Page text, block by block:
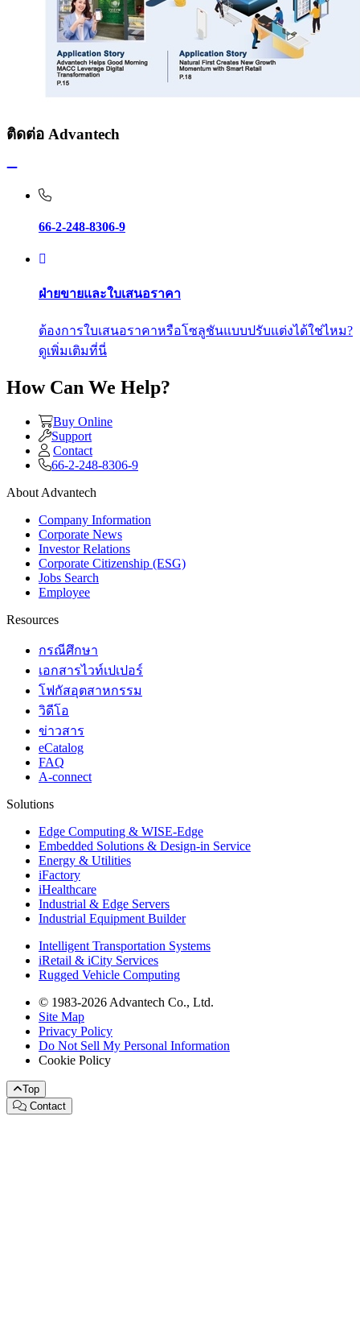
ติดต่อ Advantech
66-2-248-8306-9
ฝ่ายขายและใบเสนอราคา
ต้องการใบเสนอราคาหรือโซลูชันแบบปรับแต่งได้ใช่ไหม?
ดูเพิ่มเติมที่นี่
How Can We Help?
Buy Online
Support
Contact
66-2-248-8306-9
About Advantech
Company Information
Corporate News
Investor Relations
Corporate Citizenship (ESG)
Jobs Search
Employee
Resources
กรณีศึกษา
เอกสารไวท์เปเปอร์
โฟกัสอุตสาหกรรม
วิดีโอ
ข่าวสาร
eCatalog
FAQ
A-connect
Solutions
Edge Computing & WISE-Edge
Embedded Solutions & Design-in Service
Energy & Utilities
iFactory
iHealthcare
Industrial & Edge Servers
Industrial Equipment Builder
Intelligent Transportation Systems
iRetail & iCity Services
Rugged Vehicle Computing
© 1983-2026 Advantech Co., Ltd.
Site Map
Privacy Policy
Do Not Sell My Personal Information
Cookie Policy
Top
Contact